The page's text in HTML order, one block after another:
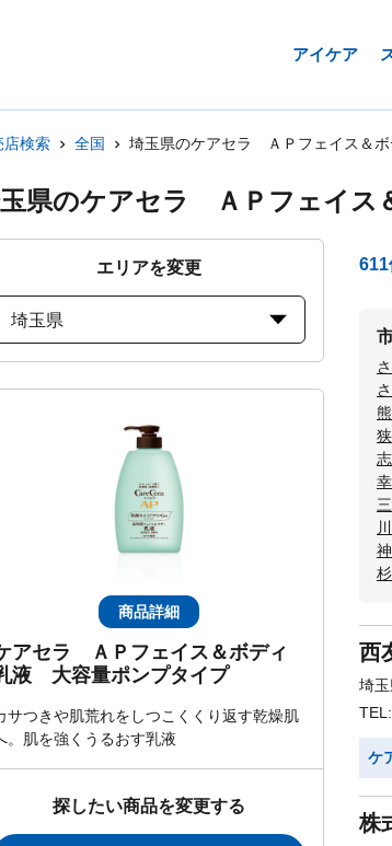
アイケア
店検索 全国 埼玉県のケアセラ ＡＰフェイス＆
県のケアセラ ＡＰフェイス
エリアを変更
埼玉県
商品詳細
アセラ ＡＰフェイス＆ボディ
液 大容量ポンプタイプ
サつきや肌荒れをしつこくくり返す乾燥肌
。肌を強くうるおす乳液
探したい商品を変更する
611
西
埼
ケ
株